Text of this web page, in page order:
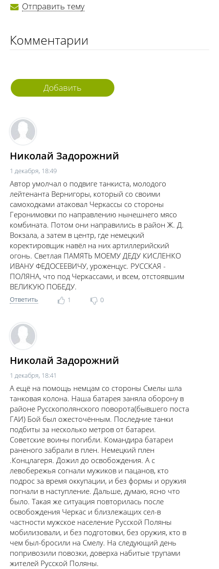
Отправить тему
Комментарии
Добавить
Николай Задорожний
1 декабря, 18:49
Автор умолчал о подвиге танкиста, молодого
лейтенанта Вернигоры, который со своими
самоходками атаковал Черкассы со стороны
Геронимовки по направлению нынешнего мясо
комбината. Потом они направились в район Ж. Д.
Вокзала, а затем в центр, где немецкий
коректировщик навёл на них артиллерийский
огонь. Светлая ПАМЯТЬ МОЕМУ ДЕДУ КИСЛЕНКО
ИВАНУ ФЕДОСЕЕВИЧУ, уроженцус. РУССКАЯ -
ПОЛЯНА, что под Черкассами, и всем, отстоявшим
ВЕЛИКУЮ ПОБЕДУ.
Ответить 1 0
Николай Задорожний
1 декабря, 18:41
А ещё на помощь немцам со стороны Смелы шла
танковая колона. Наша батарея заняла оборону в
районе Русскополянского поворота(бывшего поста
ГАИ) Бой был ожесточённым. Последние танки
подбиты за несколько метров от батареи.
Советские воины погибли. Командира батареи
раненого забрали в плен. Немецкий плен
.Концлагеря. Дожил до освобождения. А с
левобережья согнали мужиков и пацанов, кто
подрос за время оккупации, и без формы и оружия
погнали в наступление. Дальше, думаю, ясно что
было. Такая же ситуация повторилась после
освобождения Черкас и близлежащих сел-в
частности мужское население Русской Поляны
мобилизовали, и без подготовки, без оружия, кто в
чем был-бросили на Смелу. На следующий день
попривозили повозки, доверха набитые трупами
жителей Русской Поляны.